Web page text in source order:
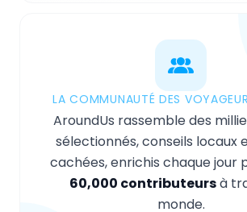
LA COMMUNAUTÉ DES
AroundUs rassemble des
sélectionnés, conseils locaux
cachées, enrichis chaque jour
60,000 contributeursà
monde.